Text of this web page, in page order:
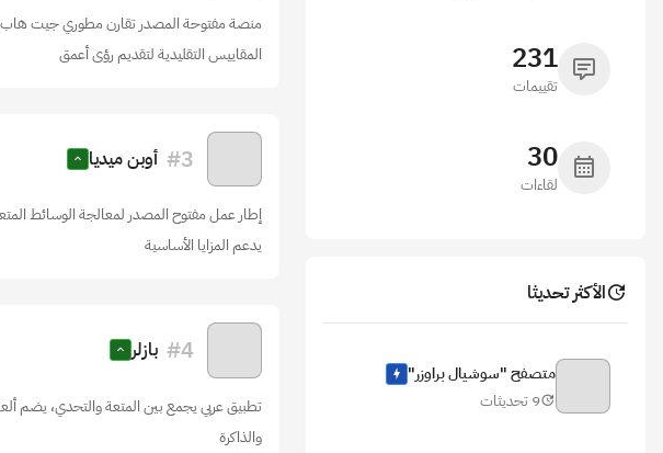
231
تقييمات
30
لقاءات
الأكثر تحديثا
متصفح "سوشيال براوزر"
9 تحديثات
منصة مفتوحة المصدر تقارن مطوري جيت هاب
المقاييس التقليدية لتقديم رؤى أعمق
#3 أوبن ميديا
إطار عمل مفتوح المصدر لمعالجة الوسائط
يدعم المزايا الأساسية
#4 بازلر
تطبيق عربي يجمع بين المتعة والتحدي، يضم
والذاكرة